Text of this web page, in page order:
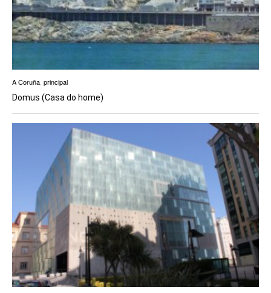
A Coruña, principal
Domus (Casa do home)